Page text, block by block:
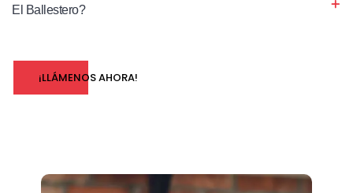
El Ballestero?
¡LLÁMENOS AHORA!